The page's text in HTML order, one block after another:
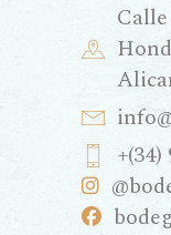
La
del
Calle
+(34)